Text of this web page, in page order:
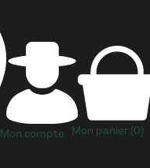
Mon compte Mon panier (0)